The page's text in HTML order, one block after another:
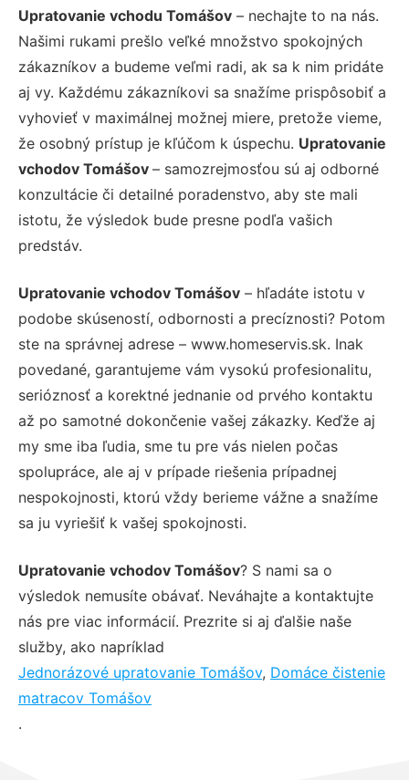
Upratovanie vchodu Tomášov – nechajte to na nás.
Našimi rukami prešlo veľké množstvo spokojných
zákazníkov a budeme veľmi radi, ak sa k nim pridáte
aj vy. Každému zákazníkovi sa snažíme prispôsobiť a
vyhovieť v maximálnej možnej miere, pretože vieme,
že osobný prístup je kľúčom k úspechu. Upratovanie
vchodov Tomášov – samozrejmosťou sú aj odborné
konzultácie či detailné poradenstvo, aby ste mali
istotu, že výsledok bude presne podľa vašich
predstáv.
Upratovanie vchodov Tomášov – hľadáte istotu v
podobe skúseností, odbornosti a precíznosti? Potom
ste na správnej adrese – www.homeservis.sk. Inak
povedané, garantujeme vám vysokú profesionalitu,
serióznosť a korektné jednanie od prvého kontaktu
až po samotné dokončenie vašej zákazky. Keďže aj
my sme iba ľudia, sme tu pre vás nielen počas
spolupráce, ale aj v prípade riešenia prípadnej
nespokojnosti, ktorú vždy berieme vážne a snažíme
sa ju vyriešiť k vašej spokojnosti.
Upratovanie vchodov Tomášov? S nami sa o
výsledok nemusíte obávať. Neváhajte a kontaktujte
nás pre viac informácií. Prezrite si aj ďalšie naše
služby, ako napríklad
Jednorázové upratovanie Tomášov, Domáce čistenie
matracov Tomášov
.